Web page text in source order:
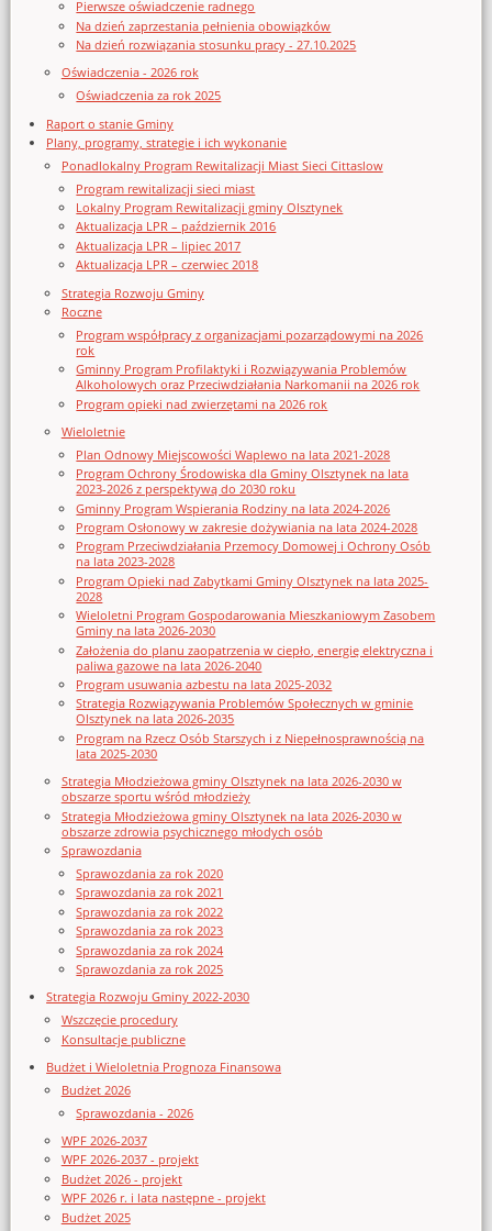
Pierwsze oświadczenie radnego
Na dzień zaprzestania pełnienia obowiązków
Na dzień rozwiązania stosunku pracy - 27.10.2025
Oświadczenia - 2026 rok
Oświadczenia za rok 2025
Raport o stanie Gminy
Plany, programy, strategie i ich wykonanie
Ponadlokalny Program Rewitalizacji Miast Sieci Cittaslow
Program rewitalizacji sieci miast
Lokalny Program Rewitalizacji gminy Olsztynek
Aktualizacja LPR – październik 2016
Aktualizacja LPR – lipiec 2017
Aktualizacja LPR – czerwiec 2018
Strategia Rozwoju Gminy
Roczne
Program współpracy z organizacjami pozarządowymi na 2026
rok
Gminny Program Profilaktyki i Rozwiązywania Problemów
Alkoholowych oraz Przeciwdziałania Narkomanii na 2026 rok
Program opieki nad zwierzętami na 2026 rok
Wieloletnie
Plan Odnowy Miejscowości Waplewo na lata 2021-2028
Program Ochrony Środowiska dla Gminy Olsztynek na lata
2023-2026 z perspektywą do 2030 roku
Gminny Program Wspierania Rodziny na lata 2024-2026
Program Osłonowy w zakresie dożywiania na lata 2024-2028
Program Przeciwdziałania Przemocy Domowej i Ochrony Osób
na lata 2023-2028
Program Opieki nad Zabytkami Gminy Olsztynek na lata 2025-
2028
Wieloletni Program Gospodarowania Mieszkaniowym Zasobem
Gminy na lata 2026-2030
Założenia do planu zaopatrzenia w ciepło, energię elektryczna i
paliwa gazowe na lata 2026-2040
Program usuwania azbestu na lata 2025-2032
Strategia Rozwiązywania Problemów Społecznych w gminie
Olsztynek na lata 2026-2035
Program na Rzecz Osób Starszych i z Niepełnosprawnością na
lata 2025-2030
Strategia Młodzieżowa gminy Olsztynek na lata 2026-2030 w
obszarze sportu wśród młodzieży
Strategia Młodzieżowa gminy Olsztynek na lata 2026-2030 w
obszarze zdrowia psychicznego młodych osób
Sprawozdania
Sprawozdania za rok 2020
Sprawozdania za rok 2021
Sprawozdania za rok 2022
Sprawozdania za rok 2023
Sprawozdania za rok 2024
Sprawozdania za rok 2025
Strategia Rozwoju Gminy 2022-2030
Wszczęcie procedury
Konsultacje publiczne
Budżet i Wieloletnia Prognoza Finansowa
Budżet 2026
Sprawozdania - 2026
WPF 2026-2037
WPF 2026-2037 - projekt
Budżet 2026 - projekt
WPF 2026 r. i lata następne - projekt
Budżet 2025